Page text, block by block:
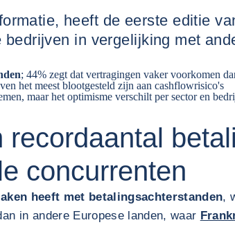
heeft de eerste editie
in vergelijking met
; 44% zegt dat vertragingen vaker voorkomen
het meest blootgesteld zijn aan cashflowrisico's
maar het optimisme verschilt per sector en
concurrenten
heeft met betalingsachterstanden,
in andere Europese landen, waar